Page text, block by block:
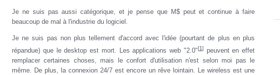
Je ne suis pas aussi catégorique, et je pense que M$ peut et continue à faire
beaucoup de mal à l'industrie du logiciel.
Je ne suis pas non plus tellement d'accord avec l'idée (pourtant de plus en plus
répandue) que le desktop est mort. Les applications web "2.0"[1]peuvent en effet
remplacer certaines choses, mais le confort d'utilisation n'est selon moi pas le
même. De plus, la connexion 24/7 est encore un rêve lointain. Le wireless est une